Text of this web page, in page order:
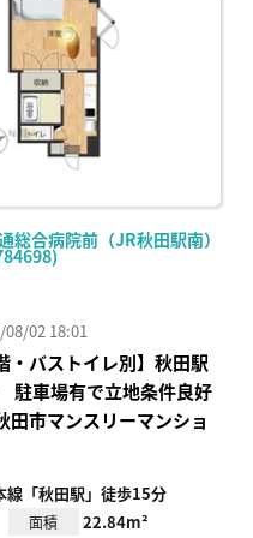
総合病院前（JR秋田駅南）
02 18:01
・バストイレ別】秋田駅
車場有で立地条件良好
田市マンスリーマンショ
線「秋田駅」徒歩15分
面積 22.84m²